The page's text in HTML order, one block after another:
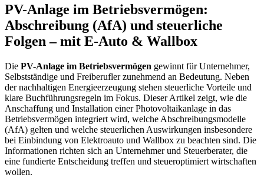
PV-Anlage im Betriebsvermögen:
Abschreibung (AfA) und steuerliche
Folgen – mit E-Auto & Wallbox
Die PV-Anlage im Betriebsvermögen gewinnt für Unternehmer,
Selbstständige und Freiberufler zunehmend an Bedeutung. Neben
der nachhaltigen Energieerzeugung stehen steuerliche Vorteile und
klare Buchführungsregeln im Fokus. Dieser Artikel zeigt, wie die
Anschaffung und Installation einer Photovoltaikanlage in das
Betriebsvermögen integriert wird, welche Abschreibungsmodelle
(AfA) gelten und welche steuerlichen Auswirkungen insbesondere
bei Einbindung von Elektroauto und Wallbox zu beachten sind. Die
Informationen richten sich an Unternehmer und Steuerberater, die
eine fundierte Entscheidung treffen und steueroptimiert wirtschaften
wollen.